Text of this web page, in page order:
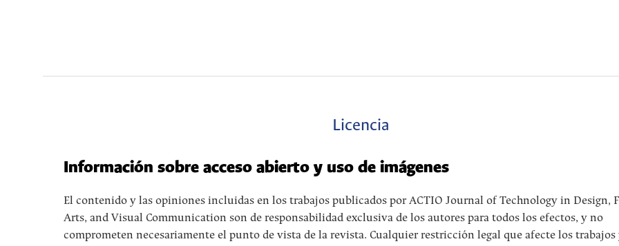
Licencia
Información sobre acceso abierto y uso de imágenes
El contenido y las opiniones incluidas en los trabajos publicados por ACTIO Journal of Technology in Design,
Arts, and Visual Communication son de responsabilidad exclusiva de los autores para todos los efectos, y no
comprometen necesariamente el punto de vista de la revista. Cualquier restricción legal que afecte los trabajos